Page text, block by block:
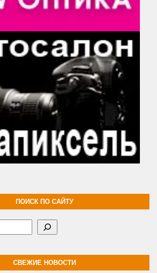
ПОИСК ПО САЙТУ
СВЕЖИЕ НОВОСТИ